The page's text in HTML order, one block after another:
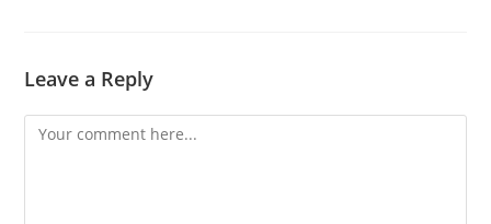
Leave a Reply
Comment